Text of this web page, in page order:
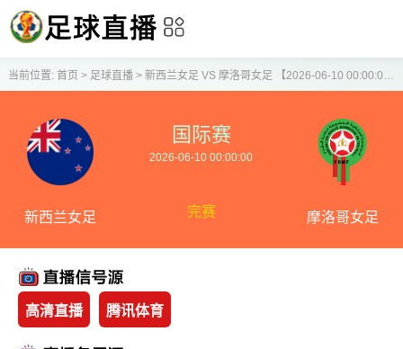
当前位置: 首页 > 足球直播> 新西兰女足 VS 摩洛哥女足 【2026-06-10 00:00:00】
新西兰女足
国际赛
2026-06-10 00:00:00
完赛 摩洛哥女足
高清直播 腾讯体育